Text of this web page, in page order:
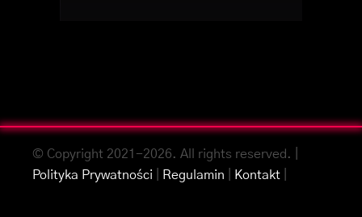
© Copyright 2021-2026. All rights reserved. |
Polityka Prywatności
Regulamin Kontakt